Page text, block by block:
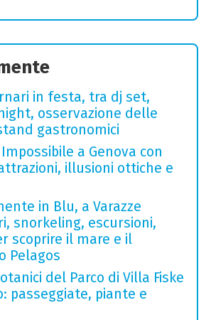
in festa, tra dj set,
osservazione delle
gastronomici
a Genova con
illusioni ottiche e
in Blu, a Varazze
snorkeling, escursioni,
scoprire il mare e il
Pelagos
del Parco di Villa Fiske
passeggiate, piante e